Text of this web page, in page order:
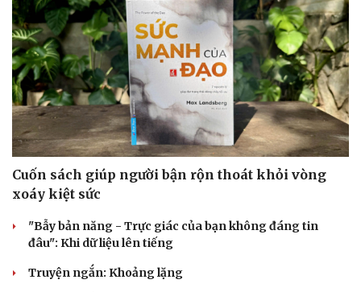
Cải chính
Cuốn sách giúp người bận rộn thoát khỏi vòng
xoáy kiệt sức
"Bẫy bản năng - Trực giác của bạn không đáng tin
đâu": Khi dữ liệu lên tiếng
Truyện ngắn: Khoảng lặng